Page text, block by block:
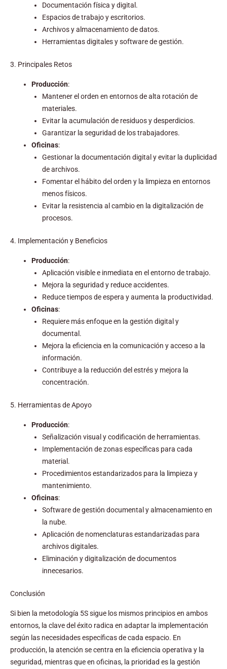
Documentación física y digital.
Espacios de trabajo y escritorios.
Archivos y almacenamiento de datos.
Herramientas digitales y software de gestión.
3. Principales Retos
Producción:
Mantener el orden en entornos de alta rotación de
materiales.
Evitar la acumulación de residuos y desperdicios.
Garantizar la seguridad de los trabajadores.
Oficinas:
Gestionar la documentación digital y evitar la duplicidad
de archivos.
Fomentar el hábito del orden y la limpieza en entornos
menos físicos.
Evitar la resistencia al cambio en la digitalización de
procesos.
4. Implementación y Beneficios
Producción:
Aplicación visible e inmediata en el entorno de trabajo.
Mejora la seguridad y reduce accidentes.
Reduce tiempos de espera y aumenta la productividad.
Oficinas:
Requiere más enfoque en la gestión digital y
documental.
Mejora la eficiencia en la comunicación y acceso a la
información.
Contribuye a la reducción del estrés y mejora la
concentración.
5. Herramientas de Apoyo
Producción:
Señalización visual y codificación de herramientas.
Implementación de zonas específicas para cada
material.
Procedimientos estandarizados para la limpieza y
mantenimiento.
Oficinas:
Software de gestión documental y almacenamiento en
la nube.
Aplicación de nomenclaturas estandarizadas para
archivos digitales.
Eliminación y digitalización de documentos
innecesarios.
Conclusión
Si bien la metodología 5S sigue los mismos principios en ambos
entornos, la clave del éxito radica en adaptar la implementación
según las necesidades específicas de cada espacio. En
producción, la atención se centra en la eficiencia operativa y la
seguridad, mientras que en oficinas, la prioridad es la gestión